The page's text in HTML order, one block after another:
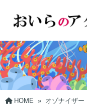
HOME » オゾナイザー